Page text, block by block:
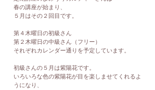
春の講座が始まり、
５月はその２回目です。
第４木曜日の初級さん
第２木曜日の中級さん（フリー）
それぞれカレンダー通りを予定しています。
初級さんの５月は紫陽花です。
いろいろな色の紫陽花が目を楽しませてくれるよ
うになり、